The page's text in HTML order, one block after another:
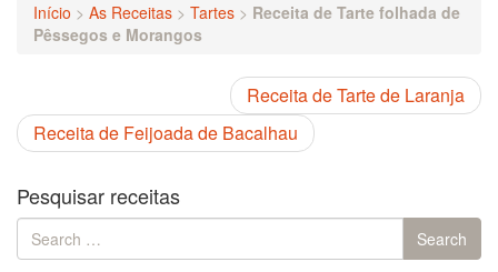
Início > As Receitas > Tartes > Receita de Tarte folhada de
Pêssegos e Morangos
Receita de Tarte de Laranja
Receita de Feijoada de Bacalhau
Pesquisar receitas
Search
for:
Search